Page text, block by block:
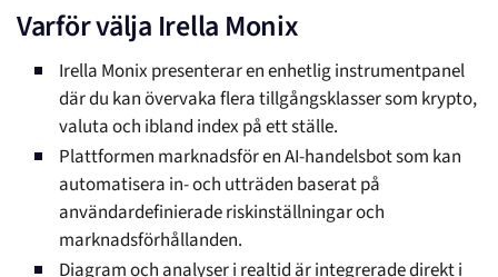
Varför välja Irella Monix
Irella Monix presenterar en enhetlig instrumentpanel
där du kan övervaka flera tillgångsklasser som krypto,
valuta och ibland index på ett ställe.
Plattformen marknadsför en AI-handelsbot som kan
automatisera in- och utträden baserat på
användardefinierade riskinställningar och
marknadsförhållanden.
Diagram och analyser i realtid är integrerade direkt i